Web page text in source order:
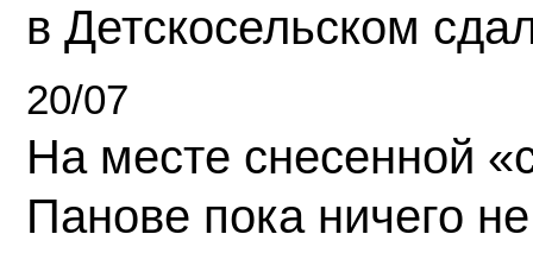
в Детскосельском
20/07
На месте снесенной
Панове пока ничего